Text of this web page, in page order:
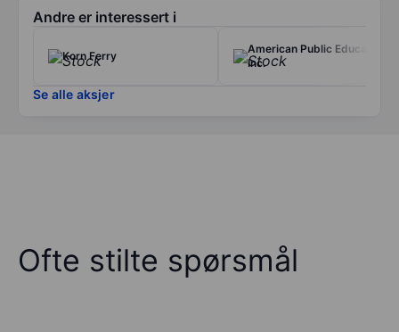
Andre er interessert i
Korn Ferry
American Public Education
Inc.
Se alle aksjer
Ofte stilte spørsmål